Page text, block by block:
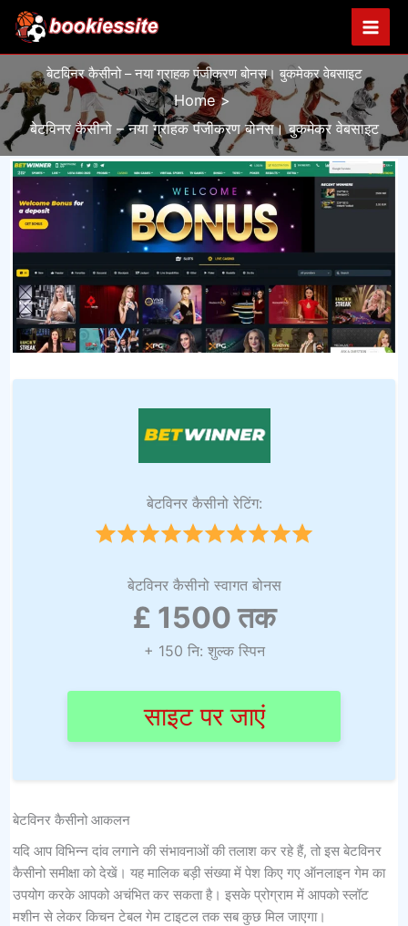
Skip
content
बेटविनर कैसीनो – नया ग्राहक पंजीकरण बोनस। बुकमेकर वेबसाइट
Home
बेटविनर कैसीनो – नया ग्राहक पंजीकरण बोनस। बुकमेकर वेबसाइट
बेटविनर कैसीनो रेटिंग:
बेटविनर कैसीनो स्वागत बोनस
£ 1500 तक
+ 150 नि: शुल्क स्पिन
साइट पर जाएं
बेटविनर कैसीनो आकलन
यदि आप विभिन्न दांव लगाने की संभावनाओं की तलाश कर रहे हैं, तो इस बेटविनर
कैसीनो समीक्षा को देखें। यह मालिक बड़ी संख्या में पेश किए गए ऑनलाइन गेम का
उपयोग करके आपको अचंभित कर सकता है। इसके प्रोग्राम में आपको स्लॉट
मशीन से लेकर किचन टेबल गेम टाइटल तक सब कुछ मिल जाएगा।